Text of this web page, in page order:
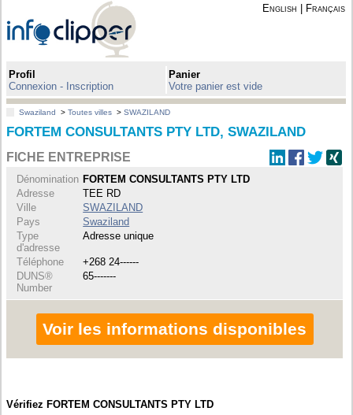
English Français
Profil
Connexion - Inscription
Panier
Votre panier est vide
Swaziland >Toutes villes >SWAZILAND
FORTEM CONSULTANTS PTY LTD, SWAZILAND
FICHE ENTREPRISE
Dénomination FORTEM CONSULTANTS PTY LTD
Adresse
TEE RD
Ville
SWAZILAND
Pays
Swaziland
Type
d'adresse
Adresse unique
Téléphone
+268 24------
DUNS®
Number
65-------
Voir les informations disponibles
Vérifiez FORTEM CONSULTANTS PTY LTD